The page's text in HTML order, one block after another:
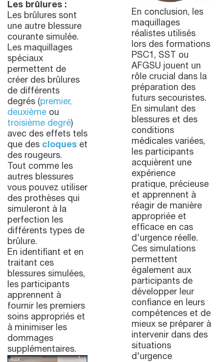
Les brûlures :
Les brûlures sont
une autre blessure
courante simulée.
Les maquillages
spéciaux
permettent de
créer des brûlures
de différents
degrés (premier,
deuxième ou
troisième degré)
avec des effets tels
que des cloques et
des rougeurs.
Tout comme les
autres blessures
vous pouvez utiliser
des prothèses qui
simuleront à la
perfection les
différents types de
brûlure.
En identifiant et en
traitant ces
blessures simulées,
les participants
apprennent à
fournir les premiers
soins appropriés et
à minimiser les
dommages
supplémentaires.
En conclusion, les
maquillages
réalistes utilisés
lors des formations
PSC1, SST ou
AFGSU jouent un
rôle crucial dans la
préparation des
futurs secouristes.
En simulant des
blessures et des
conditions
médicales variées,
les participants
acquièrent une
expérience
pratique, précieuse
et apprennent à
réagir de manière
appropriée et
efficace en cas
d'urgence réelle.
Ces simulations
permettent
également aux
participants de
développer leur
confiance en leurs
compétences et de
mieux se préparer à
intervenir dans des
situations
d'urgence